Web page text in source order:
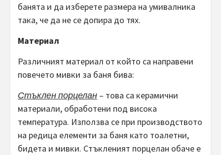
банята и да изберете размера на умивалника
така, че да не се допира до тях.
Материал
Различният материал от който са направени
повечето мивки за баня бива:
Стъклен порцелан – това са керамични
материали, обработени под висока
температура. Използва се при производството
на редица елементи за баня като тоалетни,
бидета и мивки. Стъкленият порцелан обаче е